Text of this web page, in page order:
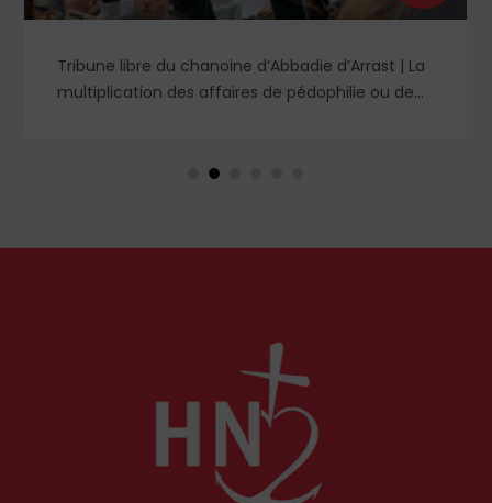
Tribune libre du chanoine d’Abbadie d’Arrast | La
multiplication des affaires de pédophilie ou de
mais qu’il aura fallu le courage de notre époque
l’ordre et de l’autorité judiciaire pour fustiger